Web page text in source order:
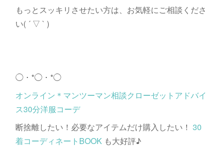
もっとスッキリさせたい方は、お気軽にご相談くださ
い( ´ ▽ ` )
◯・*◯・*◯
オンライン＊マンツーマン相談クローゼットアドバイ
ス30分洋服コーデ
断捨離したい！必要なアイテムだけ購入したい！ 30
着コーディネートBOOKも大好評♪